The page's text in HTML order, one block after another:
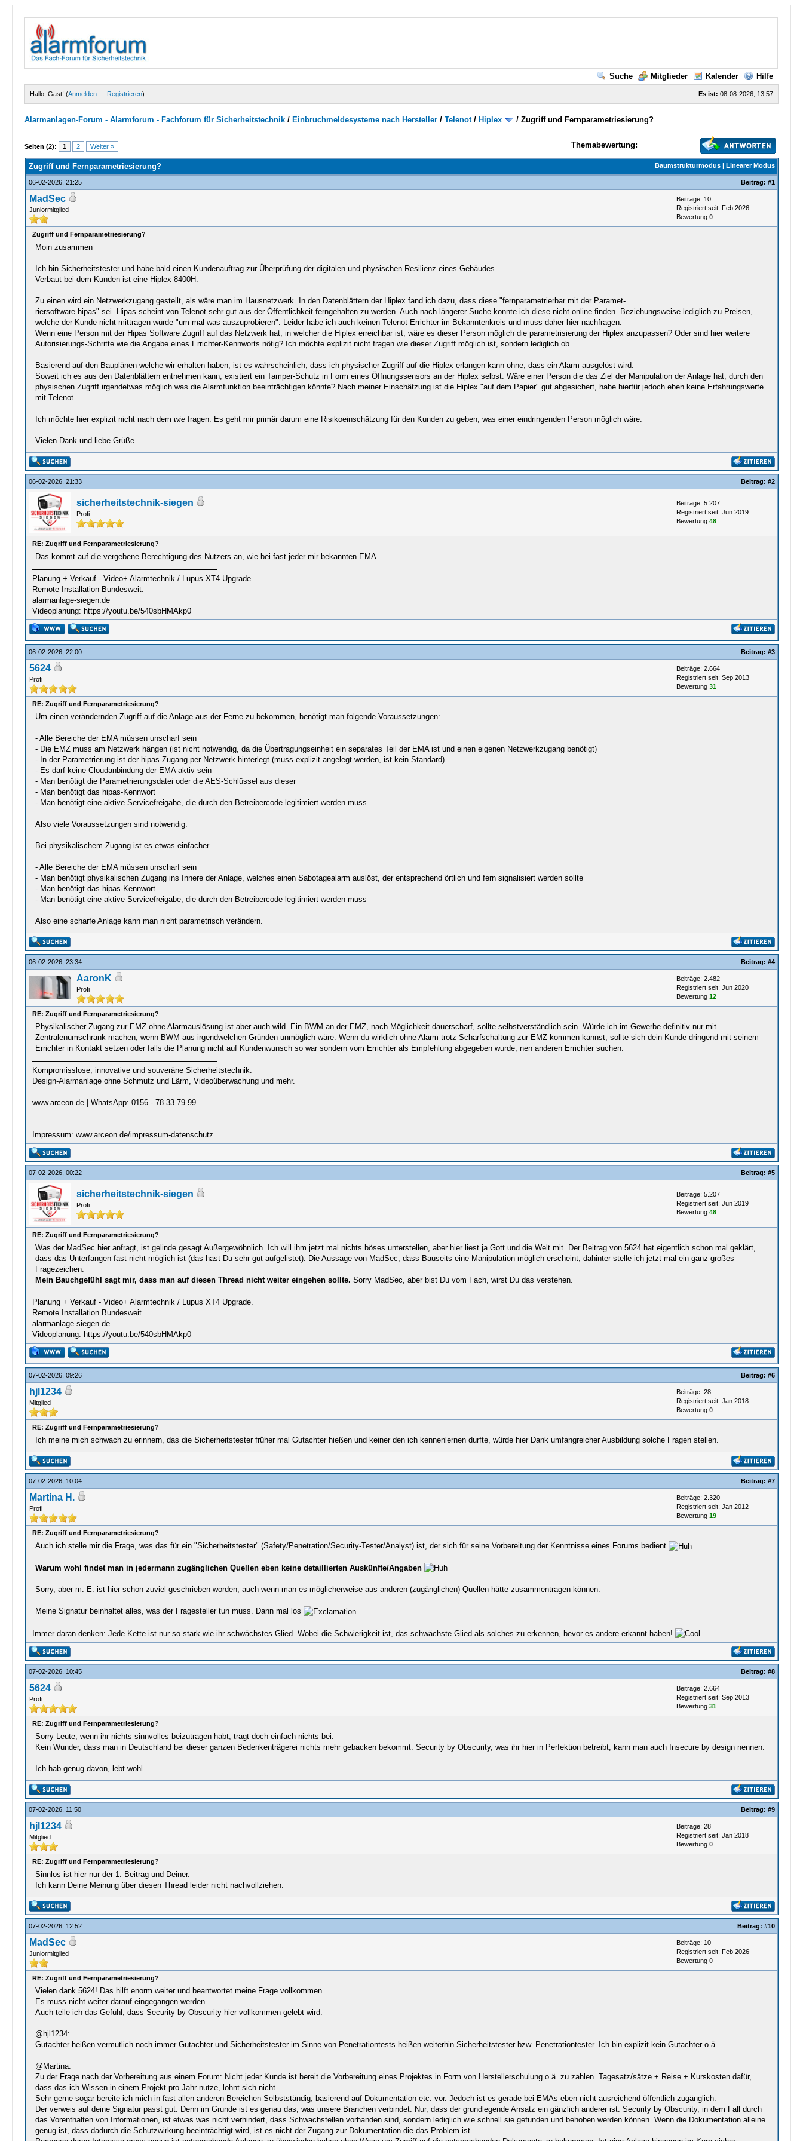
Suche Mitglieder Kalender Hilfe
Es ist: 08-08-2026, 13:57
Hallo, Gast! (Anmelden — Registrieren)
Alarmanlagen-Forum - Alarmforum - Fachforum für Sicherheitstechnik / Einbruchmeldesysteme nach Hersteller/Telenot/ Hiplex /Zugriff und Fernparametriesierung?
Seiten (2): 1 2 Weiter » Themabewertung:
0 Bewertungen - 0 im Durchschnitt
1
2
3
4
5
Baumstrukturmodus| Linearer Modus
Zugriff und Fernparametriesierung?
06-02-2026, 21:25 Beitrag: #1
MadSec
Juniormitglied
Beiträge: 10
Registriert seit: Feb 2026
Bewertung 0
Zugriff und Fernparametriesierung?
Moin zusammen
Ich bin Sicherheitstester und habe bald einen Kundenauftrag zur Überprüfung der digitalen und physischen Resilienz eines Gebäudes.
Verbaut bei dem Kunden ist eine Hiplex 8400H.
Zu einen wird ein Netzwerkzugang gestellt, als wäre man im Hausnetzwerk. In den Datenblättern der Hiplex fand ich dazu, dass diese "fernparametrierbar mit der Paramet-
riersoftware hipas" sei. Hipas scheint von Telenot sehr gut aus der Öffentlichkeit ferngehalten zu werden. Auch nach längerer Suche konnte ich diese nicht online finden. Beziehungsweise lediglich zu Preisen,
welche der Kunde nicht mittragen würde "um mal was auszuprobieren". Leider habe ich auch keinen Telenot-Errichter im Bekanntenkreis und muss daher hier nachfragen.
Wenn eine Person mit der Hipas Software Zugriff auf das Netzwerk hat, in welcher die Hiplex erreichbar ist, wäre es dieser Person möglich die parametrisierung der Hiplex anzupassen? Oder sind hier weitere
Autorisierungs-Schritte wie die Angabe eines Errichter-Kennworts nötig? Ich möchte explizit nicht fragen wie dieser Zugriff möglich ist, sondern lediglich ob.
Basierend auf den Bauplänen welche wir erhalten haben, ist es wahrscheinlich, dass ich physischer Zugriff auf die Hiplex erlangen kann ohne, dass ein Alarm ausgelöst wird.
Soweit ich es aus den Datenblättern entnehmen kann, existiert ein Tamper-Schutz in Form eines Öffnungssensors an der Hiplex selbst. Wäre einer Person die das Ziel der Manipulation der Anlage hat, durch den
physischen Zugriff irgendetwas möglich was die Alarmfunktion beeinträchtigen könnte? Nach meiner Einschätzung ist die Hiplex "auf dem Papier" gut abgesichert, habe hierfür jedoch eben keine Erfahrungswerte
mit Telenot.
Ich möchte hier explizit nicht nach dem wiefragen. Es geht mir primär darum eine Risikoeinschätzung für den Kunden zu geben, was einer eindringenden Person möglich wäre.
Vielen Dank und liebe Grüße.
06-02-2026, 21:33 Beitrag: #2
sicherheitstechnik-siegen
Profi
Beiträge: 5.207
Registriert seit: Jun 2019
Bewertung 48
RE: Zugriff und Fernparametriesierung?
Das kommt auf die vergebene Berechtigung des Nutzers an, wie bei fast jeder mir bekannten EMA.
Planung + Verkauf - Video+ Alarmtechnik / Lupus XT4 Upgrade.
Remote Installation Bundesweit.
alarmanlage-siegen.de
Videoplanung: https://youtu.be/540sbHMAkp0
06-02-2026, 22:00 Beitrag: #3
5624
Profi
Beiträge: 2.664
Registriert seit: Sep 2013
Bewertung 31
RE: Zugriff und Fernparametriesierung?
Um einen verändernden Zugriff auf die Anlage aus der Ferne zu bekommen, benötigt man folgende Voraussetzungen:
- Alle Bereiche der EMA müssen unscharf sein
- Die EMZ muss am Netzwerk hängen (ist nicht notwendig, da die Übertragungseinheit ein separates Teil der EMA ist und einen eigenen Netzwerkzugang benötigt)
- In der Parametrierung ist der hipas-Zugang per Netzwerk hinterlegt (muss explizit angelegt werden, ist kein Standard)
- Es darf keine Cloudanbindung der EMA aktiv sein
- Man benötigt die Parametrierungsdatei oder die AES-Schlüssel aus dieser
- Man benötigt das hipas-Kennwort
- Man benötigt eine aktive Servicefreigabe, die durch den Betreibercode legitimiert werden muss
Also viele Voraussetzungen sind notwendig.
Bei physikalischem Zugang ist es etwas einfacher
- Alle Bereiche der EMA müssen unscharf sein
- Man benötigt physikalischen Zugang ins Innere der Anlage, welches einen Sabotagealarm auslöst, der entsprechend örtlich und fern signalisiert werden sollte
- Man benötigt das hipas-Kennwort
- Man benötigt eine aktive Servicefreigabe, die durch den Betreibercode legitimiert werden muss
Also eine scharfe Anlage kann man nicht parametrisch verändern.
06-02-2026, 23:34 Beitrag: #4
AaronK
Profi
Beiträge: 2.482
Registriert seit: Jun 2020
Bewertung 12
RE: Zugriff und Fernparametriesierung?
Physikalischer Zugang zur EMZ ohne Alarmauslösung ist aber auch wild. Ein BWM an der EMZ, nach Möglichkeit dauerscharf, sollte selbstverständlich sein. Würde ich im Gewerbe definitiv nur mit
Zentralenumschrank machen, wenn BWM aus irgendwelchen Gründen unmöglich wäre. Wenn du wirklich ohne Alarm trotz Scharfschaltung zur EMZ kommen kannst, sollte sich dein Kunde dringend mit seinem
Errichter in Kontakt setzen oder falls die Planung nicht auf Kundenwunsch so war sondern vom Errichter als Empfehlung abgegeben wurde, nen anderen Errichter suchen.
Kompromisslose, innovative und souveräne Sicherheitstechnik.
Design-Alarmanlage ohne Schmutz und Lärm, Videoüberwachung und mehr.
www.arceon.de | WhatsApp: 0156 - 78 33 79 99
Impressum: www.arceon.de/impressum-datenschutz
07-02-2026, 00:22 Beitrag: #5
sicherheitstechnik-siegen
Profi
Beiträge: 5.207
Registriert seit: Jun 2019
Bewertung 48
RE: Zugriff und Fernparametriesierung?
Was der MadSec hier anfragt, ist gelinde gesagt Außergewöhnlich. Ich will ihm jetzt mal nichts böses unterstellen, aber hier liest ja Gott und die Welt mit. Der Beitrag von 5624 hat eigentlich schon mal geklärt,
dass das Unterfangen fast nicht möglich ist (das hast Du sehr gut aufgelistet). Die Aussage von MadSec, dass Bauseits eine Manipulation möglich erscheint, dahinter stelle ich jetzt mal ein ganz großes
Fragezeichen.
Mein Bauchgefühl sagt mir, dass man auf diesen Thread nicht weiter eingehen sollte. Sorry MadSec, aber bist Du vom Fach, wirst Du das verstehen.
Planung + Verkauf - Video+ Alarmtechnik / Lupus XT4 Upgrade.
Remote Installation Bundesweit.
alarmanlage-siegen.de
Videoplanung: https://youtu.be/540sbHMAkp0
07-02-2026, 09:26 Beitrag: #6
hjl1234
Mitglied
Beiträge: 28
Registriert seit: Jan 2018
Bewertung 0
RE: Zugriff und Fernparametriesierung?
Ich meine mich schwach zu erinnern, das die Sicherheitstester früher mal Gutachter hießen und keiner den ich kennenlernen durfte, würde hier Dank umfangreicher Ausbildung solche Fragen stellen.
07-02-2026, 10:04 Beitrag: #7
Martina H.
Profi
Beiträge: 2.320
Registriert seit: Jan 2012
Bewertung 19
RE: Zugriff und Fernparametriesierung?
Auch ich stelle mir die Frage, was das für ein "Sicherheitstester" (Safety/Penetration/Security-Tester/Analyst) ist, der sich für seine Vorbereitung der Kenntnisse eines Forums bedient
Warum wohl findet man in jedermann zugänglichen Quellen eben keine detaillierten Auskünfte/Angaben
Sorry, aber m. E. ist hier schon zuviel geschrieben worden, auch wenn man es möglicherweise aus anderen (zugänglichen) Quellen hätte zusammentragen können.
Meine Signatur beinhaltet alles, was der Fragesteller tun muss. Dann mal los
Immer daran denken: Jede Kette ist nur so stark wie ihr schwächstes Glied. Wobei die Schwierigkeit ist, das schwächste Glied als solches zu erkennen, bevor es andere erkannt haben!
07-02-2026, 10:45 Beitrag: #8
5624
Profi
Beiträge: 2.664
Registriert seit: Sep 2013
Bewertung 31
RE: Zugriff und Fernparametriesierung?
Sorry Leute, wenn ihr nichts sinnvolles beizutragen habt, tragt doch einfach nichts bei.
Kein Wunder, dass man in Deutschland bei dieser ganzen Bedenkenträgerei nichts mehr gebacken bekommt. Security by Obscurity, was ihr hier in Perfektion betreibt, kann man auch Insecure by design nennen.
Ich hab genug davon, lebt wohl.
07-02-2026, 11:50 Beitrag: #9
hjl1234
Mitglied
Beiträge: 28
Registriert seit: Jan 2018
Bewertung 0
RE: Zugriff und Fernparametriesierung?
Sinnlos ist hier nur der 1. Beitrag und Deiner.
Ich kann Deine Meinung über diesen Thread leider nicht nachvollziehen.
07-02-2026, 12:52 Beitrag: #10
MadSec
Juniormitglied
Beiträge: 10
Registriert seit: Feb 2026
Bewertung 0
RE: Zugriff und Fernparametriesierung?
Vielen dank 5624! Das hilft enorm weiter und beantwortet meine Frage vollkommen.
Es muss nicht weiter darauf eingegangen werden.
Auch teile ich das Gefühl, dass Security by Obscurity hier vollkommen gelebt wird.
@hjl1234:
Gutachter heißen vermutlich noch immer Gutachter und Sicherheitstester im Sinne von Penetrationtests heißen weiterhin Sicherheitstester bzw. Penetrationtester. Ich bin explizit kein Gutachter o.ä.
@Martina:
Zu der Frage nach der Vorbereitung aus einem Forum: Nicht jeder Kunde ist bereit die Vorbereitung eines Projektes in Form von Herstellerschulung o.ä. zu zahlen. Tagesatz/sätze + Reise + Kurskosten dafür,
dass das ich Wissen in einem Projekt pro Jahr nutze, lohnt sich nicht.
Sehr gerne sogar bereite ich mich in fast allen anderen Bereichen Selbstständig, basierend auf Dokumentation etc. vor. Jedoch ist es gerade bei EMAs eben nicht ausreichend öffentlich zugänglich.
Der verweis auf deine Signatur passt gut. Denn im Grunde ist es genau das, was unsere Branchen verbindet. Nur, dass der grundlegende Ansatz ein gänzlich anderer ist. Security by Obscurity, in dem Fall durch
das Vorenthalten von Informationen, ist etwas was nicht verhindert, dass Schwachstellen vorhanden sind, sondern lediglich wie schnell sie gefunden und behoben werden können. Wenn die Dokumentation alleine
genug ist, dass dadurch die Schutzwirkung beeinträchtigt wird, ist es nicht der Zugang zur Dokumentation die das Problem ist.